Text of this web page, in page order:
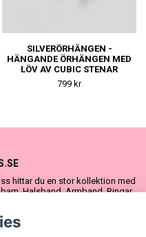
SILVERÖRHÄNGEN -
HÄNGANDE ÖRHÄNGEN MED
LÖV AV CUBIC STENAR
799 kr
hittar du en stor kollektion med
Halsband, Armband, Ringar
tyllkjolar &